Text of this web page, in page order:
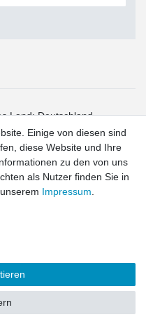
Land: Deutschland.
Informationen zur
hier: Liefer- und
Einige von diesen sind
diese Website und Ihre
zu den von uns
als Nutzer finden Sie in
Impressum